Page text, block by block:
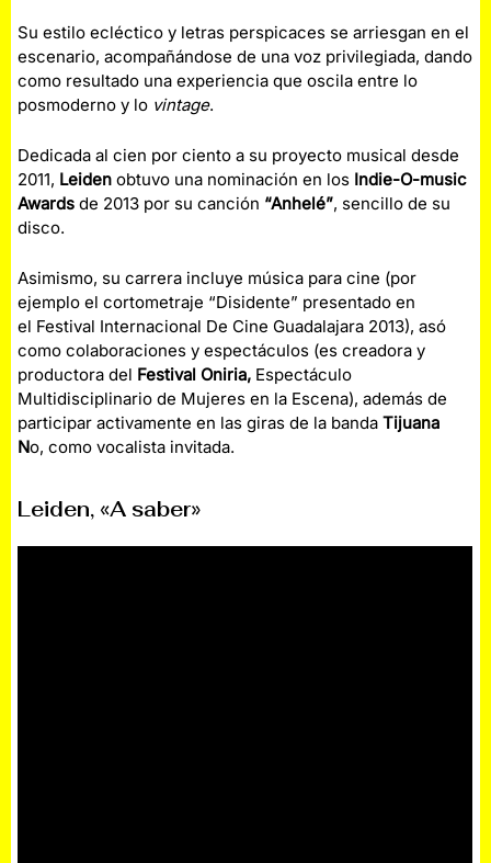
Su estilo ecléctico y letras perspicaces se arriesgan en el
escenario, acompañándose de una voz privilegiada, dando
como resultado una experiencia que oscila entre lo
posmoderno y lo vintage.
Dedicada al cien por ciento a su proyecto musical desde
2011, Leiden obtuvo una nominación en los Indie-O-music
Awards de 2013 por su canción “Anhelé”, sencillo de su
disco.
Asimismo, su carrera incluye música para cine (por
ejemplo el cortometraje “Disidente” presentado en
el Festival Internacional De Cine Guadalajara 2013), asó
como colaboraciones y espectáculos (es creadora y
productora del Festival Oniria, Espectáculo
Multidisciplinario de Mujeres en la Escena), además de
participar activamente en las giras de la banda Tijuana
No, como vocalista invitada.
Leiden, «A saber»